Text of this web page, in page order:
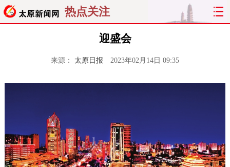
热点关注
迎盛会
来源： 太原日报 2023年02月14日 09:35